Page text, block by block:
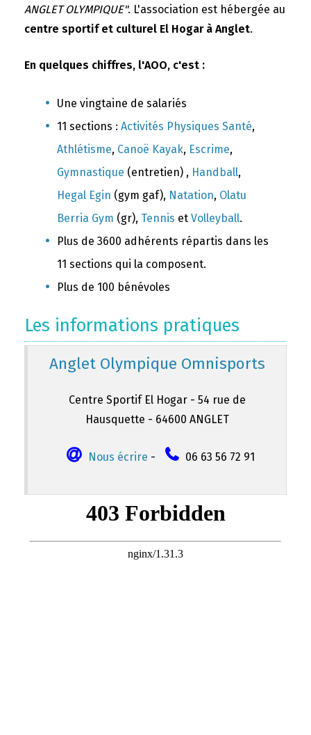
ANGLET OLYMPIQUE". L'association est hébergée au
centre sportif et culturel El Hogar à Anglet.
En quelques chiffres, l'AOO, c'est :
Une vingtaine de salariés
11 sections : Activités Physiques Santé,
Athlétisme, Canoë Kayak, Escrime,
Gymnastique (entretien) , Handball,
Hegal Egin (gym gaf), Natation, Olatu
Berria Gym (gr), Tennis et Volleyball.
Plus de 3600 adhérents répartis dans les
11 sections qui la composent.
Plus de 100 bénévoles
Les informations pratiques
Anglet Olympique Omnisports
Centre Sportif El Hogar - 54 rue de
Hausquette - 64600 ANGLET
Nous écrire - 06 63 56 72 91